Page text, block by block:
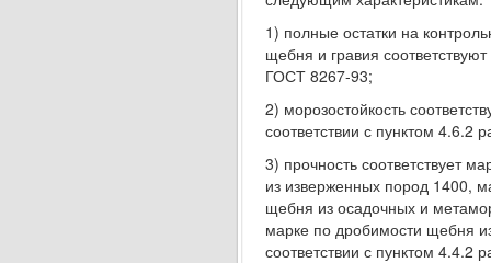
1) полные остатки на
щебня и гравия
ГОСТ 8267-93;
2) морозостойкость
соответствии с пунктом 4.6.2
3) прочность соответствует
из изверженных пород 1400,
щебня из осадочных и
марке по дробимости щебня
соответствии с пунктом 4.4.2